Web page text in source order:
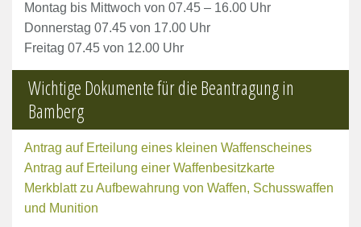
Montag bis Mittwoch von 07.45 – 16.00 Uhr
Donnerstag 07.45 von 17.00 Uhr
Freitag 07.45 von 12.00 Uhr
Wichtige Dokumente für die Beantragung in
Bamberg
Antrag auf Erteilung eines kleinen Waffenscheines
Antrag auf Erteilung einer Waffenbesitzkarte
Merkblatt zu Aufbewahrung von Waffen, Schusswaffen
und Munition